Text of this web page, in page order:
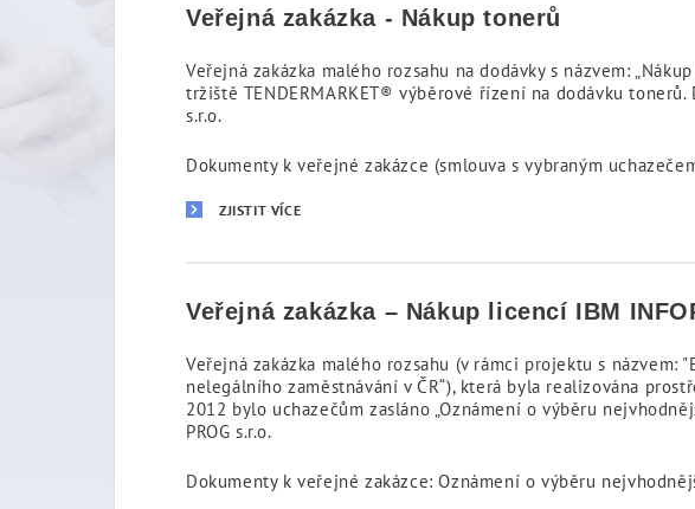
Veřejná zakázka - Nákup tonerů
Veřejná zakázka malého rozsahu na dodávky s názvem:
tržiště TENDERMARKET® výběrové řízení na dodávku
s.r.o.
Dokumenty k veřejné zakázce (smlouva s vybraným
ZJISTIT VÍCE
Veřejná zakázka – Nákup licencí IBM
Veřejná zakázka malého rozsahu (v rámci projektu s
nelegálního zaměstnávání v ČR“), která byla realizována
2012 bylo uchazečům zasláno „Oznámení o výběru
PROG s.r.o.
Dokumenty k veřejné zakázce: Oznámení o výběru